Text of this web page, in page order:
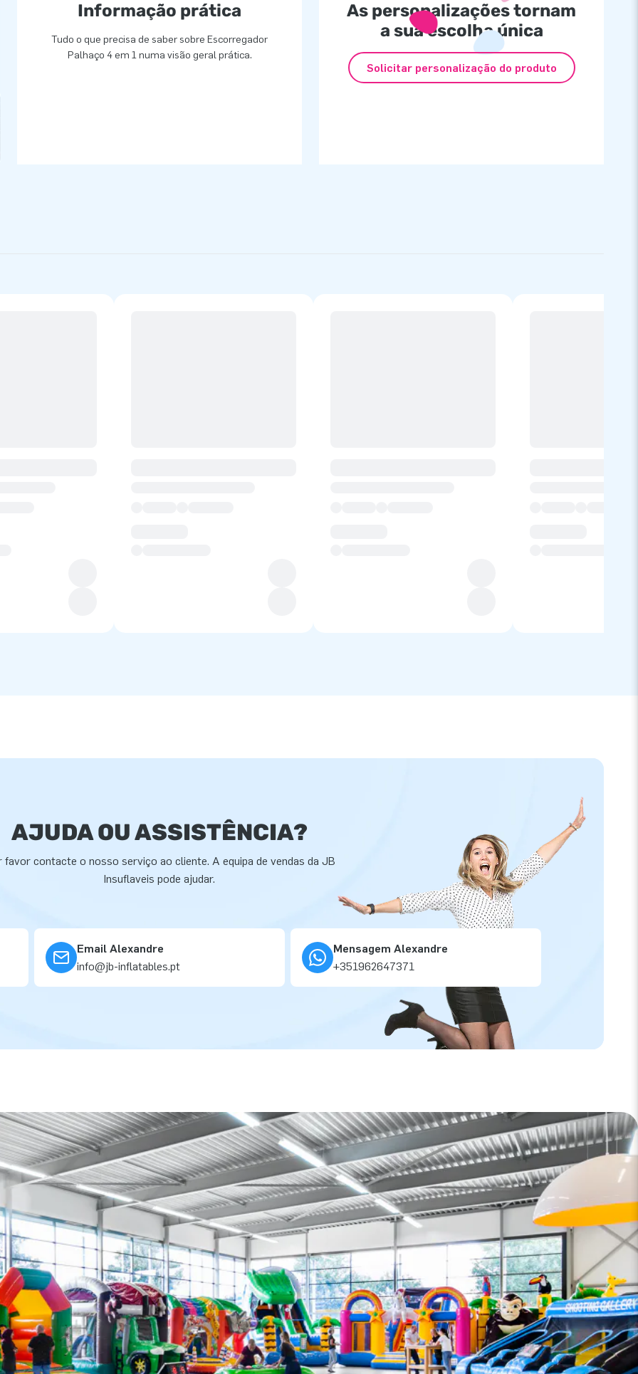
equipa oferece-lhe
no nosso serviço
Informação prática
Tudo o que precisa de saber sobre Escorregador
Palhaço 4 em 1 numa visão geral prática.
As personalizações tornam
a sua escolha única
Solicitar personalização do produto
AJUDA OU ASSISTÊNCIA?
favor contacte o nosso serviço ao cliente. A equipa de vendas da JB
Insuflaveis pode ajudar.
Email Alexandre
info@jb-inflatables.pt
Mensagem Alexandre
+351962647371